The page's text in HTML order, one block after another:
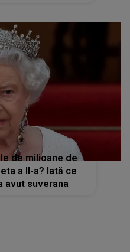
de milioane de
a II-a? Iată ce
avut suverana